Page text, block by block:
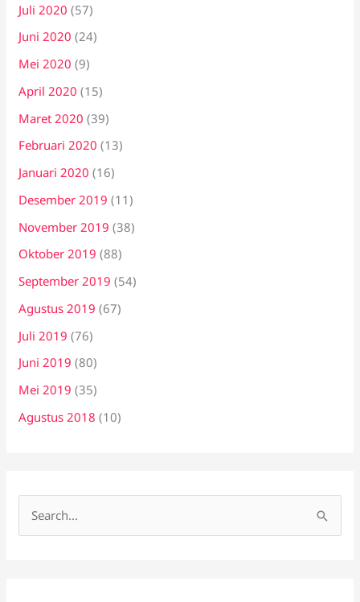
Juli 2020 (57)
Juni 2020 (24)
Mei 2020 (9)
April 2020 (15)
Maret 2020 (39)
Februari 2020 (13)
Januari 2020 (16)
Desember 2019 (11)
November 2019 (38)
Oktober 2019 (88)
September 2019 (54)
Agustus 2019 (67)
Juli 2019 (76)
Juni 2019 (80)
Mei 2019 (35)
Agustus 2018 (10)